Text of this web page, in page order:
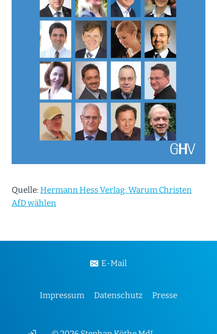
Quelle:Hermann Hess Verlag: Warum Christen
AfD wählen
Impressum Datenschutz Presse
E-Mail